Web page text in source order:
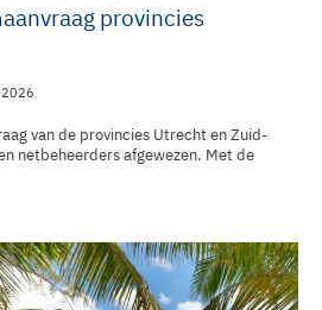
provincies
van de provincies Utrecht en Zuid-
netbeheerders afgewezen. Met de